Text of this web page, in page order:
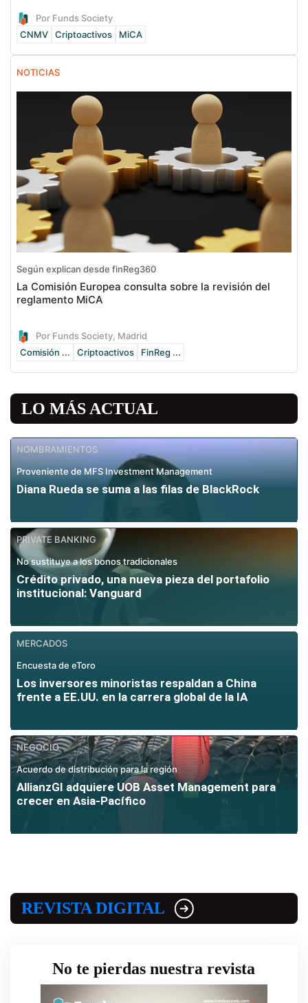
Por Funds Society
CNMV
Criptoactivos MiCA
NOTICIAS
Según explican desde finReg360
La Comisión Europea consulta sobre la revisión del
reglamento MiCA
Por Funds Society, Madrid
Comisión ...
Criptoactivos FinReg ...
LO MÁS ACTUAL
NOMBRAMIENTOS
Proveniente de MFS Investment Management
Diana Rueda se suma a las filas de BlackRock
PRIVATE BANKING
No sustituye a los bonos tradicionales
Crédito privado, una nueva pieza del portafolio
institucional: Vanguard
MERCADOS
Encuesta de eToro
Los inversores minoristas respaldan a China
frente a EE.UU. en la carrera global de la IA
NEGOCIO
Acuerdo de distribución para la región
AllianzGI adquiere UOB Asset Management para
crecer en Asia-Pacífico
REVISTA DIGITAL
No te pierdas nuestra revista